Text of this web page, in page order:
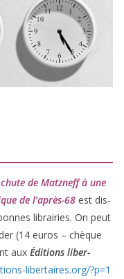
de Matzneff à une
de l’après-68 est dis­
librai­ries. On peut
(14 euros – chèque
aux Éditions liber­
liber​taires​.org/​?​p​=​1